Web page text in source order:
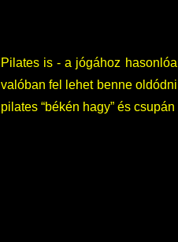
Pilates is - a jógához
valóban fel lehet benne
pilates “békén hagy” és